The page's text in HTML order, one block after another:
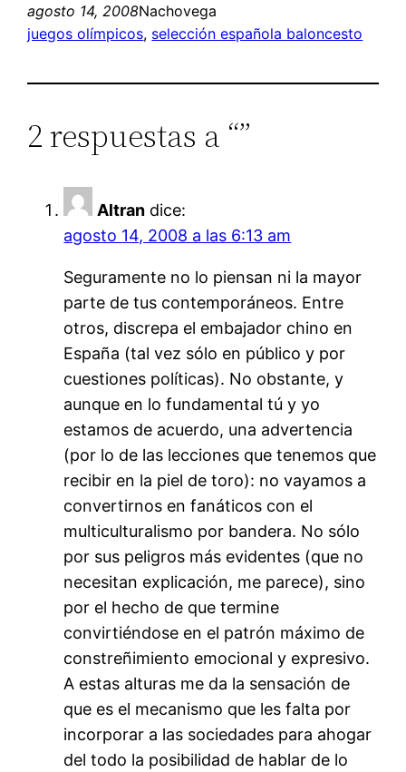
agosto 14, 2008Nachovega
juegos olímpicos, selección española baloncesto
2 respuestas a “”
Altran dice:
agosto 14, 2008 a las 6:13 am
Seguramente no lo piensan ni la mayor
parte de tus contemporáneos. Entre
otros, discrepa el embajador chino en
España (tal vez sólo en público y por
cuestiones políticas). No obstante, y
aunque en lo fundamental tú y yo
estamos de acuerdo, una advertencia
(por lo de las lecciones que tenemos que
recibir en la piel de toro): no vayamos a
convertirnos en fanáticos con el
multiculturalismo por bandera. No sólo
por sus peligros más evidentes (que no
necesitan explicación, me parece), sino
por el hecho de que termine
convirtiéndose en el patrón máximo de
constreñimiento emocional y expresivo.
A estas alturas me da la sensación de
que es el mecanismo que les falta por
incorporar a las sociedades para ahogar
del todo la posibilidad de hablar de lo